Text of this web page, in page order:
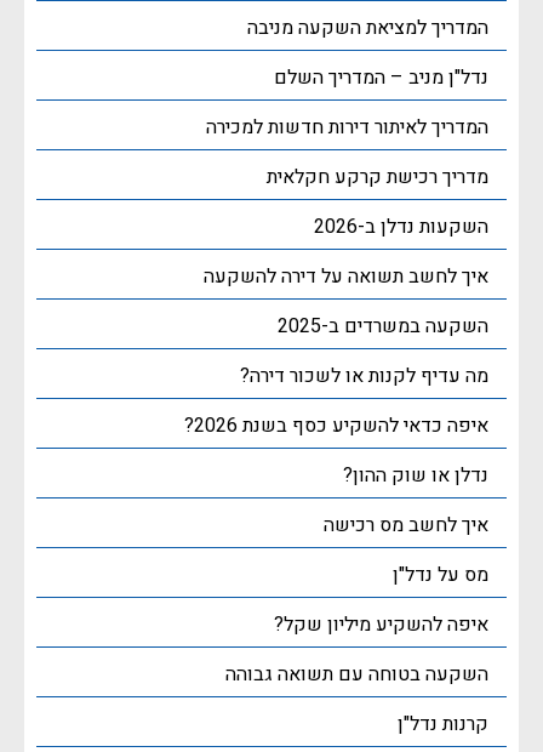
המדריך למציאת השקעה מניבה
נדל"ן מניב – המדריך השלם
המדריך לאיתור דירות חדשות למכירה
מדריך רכישת קרקע חקלאית
השקעות נדלן ב-2026
איך לחשב תשואה על דירה להשקעה
השקעה במשרדים ב-2025
מה עדיף לקנות או לשכור דירה?
איפה כדאי להשקיע כסף בשנת 2026?
נדלן או שוק ההון?
איך לחשב מס רכישה
מס על נדל"ן
איפה להשקיע מיליון שקל?
השקעה בטוחה עם תשואה גבוהה
קרנות נדל"ן